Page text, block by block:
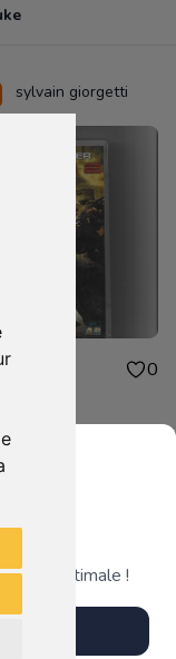
sylvain giorgetti
0
optimale !